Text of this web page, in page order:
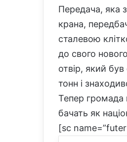
Передача, яка
крана,
сталевою
до свого
отвір, який
тонн і
Тепер громада
бачать як
[sc